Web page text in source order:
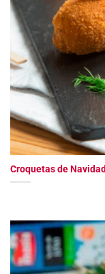
Croquetas de